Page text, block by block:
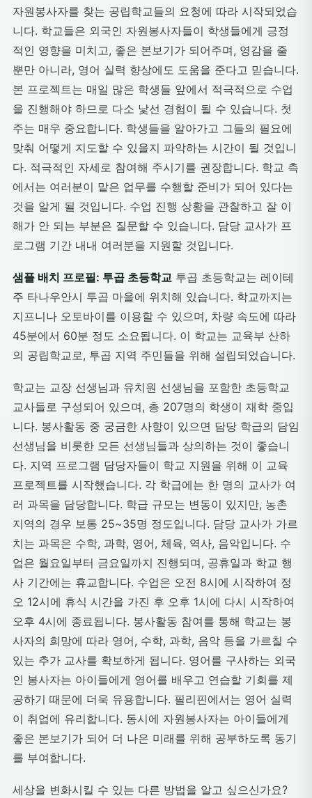
자원봉사자를 찾는 공립학교들의 요청에 따라 시작되었습
니다. 학교들은 외국인 자원봉사자들이 학생들에게 긍정
적인 영향을 미치고, 좋은 본보기가 되어주며, 영감을 줄
뿐만 아니라, 영어 실력 향상에도 도움을 준다고 믿습니다.
본 프로젝트는 매일 많은 학생들 앞에서 적극적으로 수업
을 진행해야 하므로 다소 낯선 경험이 될 수 있습니다. 첫
주는 매우 중요합니다. 학생들을 알아가고 그들의 필요에
맞춰 어떻게 지도할 수 있을지 파악하는 시간이 될 것입니
다. 적극적인 자세로 참여해 주시기를 권장합니다. 학교 측
에서는 여러분이 맡은 업무를 수행할 준비가 되어 있다는
것을 알게 될 것입니다. 수업 진행 상황을 관찰하고 잘 이
해가 안 되는 부분은 질문할 수 있습니다. 담당 교사가 프
로그램 기간 내내 여러분을 지원할 것입니다.
샘플 배치 프로필: 투곱 초등학교 투곱 초등학교는 레이테
주 타나우안시 투곱 마을에 위치해 있습니다. 학교까지는
지프니나 오토바이를 이용할 수 있으며, 차량 속도에 따라
45분에서 60분 정도 소요됩니다. 이 학교는 교육부 산하
의 공립학교로, 투곱 지역 주민들을 위해 설립되었습니다.
학교는 교장 선생님과 유치원 선생님을 포함한 초등학교
교사들로 구성되어 있으며, 총 207명의 학생이 재학 중입
니다. 봉사활동 중 궁금한 사항이 있으면 담당 학급의 담임
선생님을 비롯한 모든 선생님들과 상의하는 것이 좋습니
다. 지역 프로그램 담당자들이 학교 지원을 위해 이 교육
프로젝트를 시작했습니다. 각 학급에는 한 명의 교사가 여
러 과목을 담당합니다. 학급 규모는 변동이 있지만, 농촌
지역의 경우 보통 25~35명 정도입니다. 담당 교사가 가르
치는 과목은 수학, 과학, 영어, 체육, 역사, 음악입니다. 수
업은 월요일부터 금요일까지 진행되며, 공휴일과 학교 행
사 기간에는 휴교합니다. 수업은 오전 8시에 시작하여 정
오 12시에 휴식 시간을 가진 후 오후 1시에 다시 시작하여
오후 4시에 종료됩니다. 봉사활동 참여를 통해 학교는 봉
사자의 희망에 따라 영어, 수학, 과학, 음악 등을 가르칠 수
있는 추가 교사를 확보하게 됩니다. 영어를 구사하는 외국
인 봉사자는 아이들에게 영어를 배우고 연습할 기회를 제
공하기 때문에 더욱 유용합니다. 필리핀에서는 영어 실력
이 취업에 유리합니다. 동시에 자원봉사자는 아이들에게
좋은 본보기가 되어 더 나은 미래를 위해 공부하도록 동기
를 부여합니다.
세상을 변화시킬 수 있는 다른 방법을 알고 싶으신가요?